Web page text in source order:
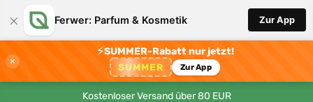
× Ferwer: Parfum & Kosmetik Zur App
×
⚡SUMMER-Rabatt nur jetzt!
SUMMER Zur App
Kostenloser Versand über 80 EUR